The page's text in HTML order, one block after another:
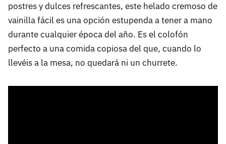
postres y dulces refrescantes, este helado cremoso de
vainilla fácil es una opción estupenda a tener a mano
durante cualquier época del año. Es el colofón
perfecto a una comida copiosa del que, cuando lo
llevéis a la mesa, no quedará ni un churrete.